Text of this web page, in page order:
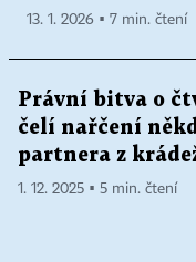
13. 1. 2026 ▪ 7 min. čtení
Právní bitva o
čelí nařčení
partnera z
1. 12. 2025 ▪ 5 min. čtení